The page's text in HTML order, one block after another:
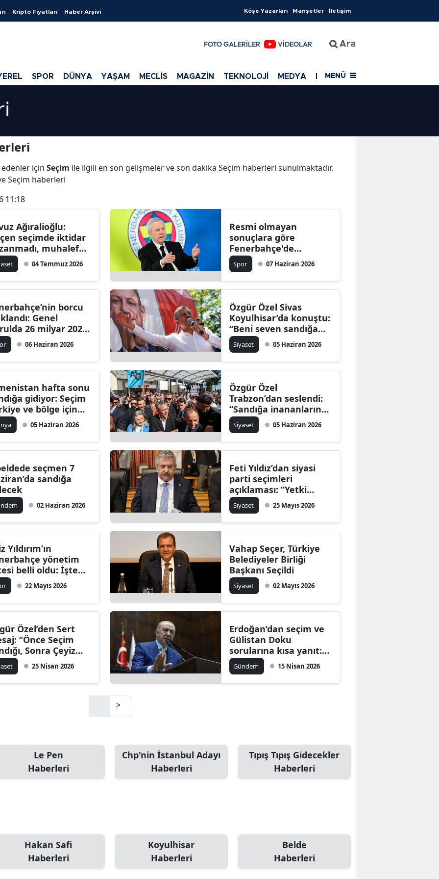
Kripto Fiyatları Haber Arşivi Köşe Yazarları Manşetler İletişim
FOTO GALERİLER VİDEOLAR Ara
SPOR DÜNYA YAŞAM MECLİS MAGAZİN TEKNOLOJİ MEDYA EĞİTİM SAĞLIK
MENÜ
için Seçim ile ilgili en son gelişmeler ve son dakika Seçim haberleri sunulmaktadır.
Seçim haberleri
11:18
Ağıralioğlu:
seçimde iktidar
muhalefet
04 Temmuz 2026
Resmi olmayan
sonuçlara göre
Fenerbahçe'de
başkanlık seçimini Aziz
Yıldırım kazandı
Spor 07 Haziran 2026
borcu
Genel
26 milyar 202
TL duyuruldu
06 Haziran 2026
Özgür Özel Sivas
Koyulhisar’da konuştu:
“Beni seven sandığa
koşsun”
Siyaset 05 Haziran 2026
hafta sonu
gidiyor: Seçim
ve bölge için
önem taşıyor
05 Haziran 2026
Özgür Özel
Trabzon’dan seslendi:
“Sandığa inananların
tek güvencesi halktır”
Siyaset 05 Haziran 2026
seçmen 7
sandığa
02 Haziran 2026
Feti Yıldız’dan siyasi
parti seçimleri
açıklaması: “Yetki
seçim maddesine
kadar”
Siyaset 25 Mayıs 2026
Yıldırım’ın
yönetim
belli oldu: İşte
ekipte yer alan
22 Mayıs 2026
Vahap Seçer, Türkiye
Belediyeler Birliği
Başkanı Seçildi
Siyaset 02 Mayıs 2026
Özel’den Sert
“Önce Seçim
Sonra Çeyiz
Açılacak”
25 Nisan 2026
Erdoğan’dan seçim ve
Gülistan Doku
sorularına kısa yanıt:
“Zamanında”, “Yargı
işliyor”
Gündem 15 Nisan 2026
>
Le Pen
Haberleri
Chp'nin İstanbul Adayı
Haberleri
Tıpış Tıpış Gidecekler
Haberleri
Hakan Safi
Haberleri
Koyulhisar
Haberleri
Belde
Haberleri